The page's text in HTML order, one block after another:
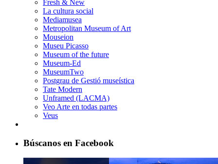
Fresh & New
La cultura social
Mediamusea
Metropolitan Museum of Art
Mouseion
Museu Picasso
Museum of the future
Museum-Ed
MuseumTwo
Postgrau de Gestió museística
Tate Modern
Unframed (LACMA)
Veo Arte en todas partes
Veus
Búscanos en Facebook